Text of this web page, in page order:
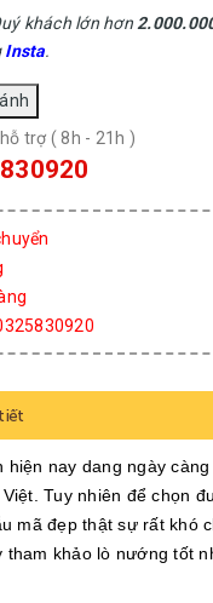
khách lớn hơn
Insta.
trợ ( 8h - 21h )
hiện nay dang ngày càng
Tuy nhiên để chọn
mã đẹp thật sự rất khó
tham khảo lò nướng tốt